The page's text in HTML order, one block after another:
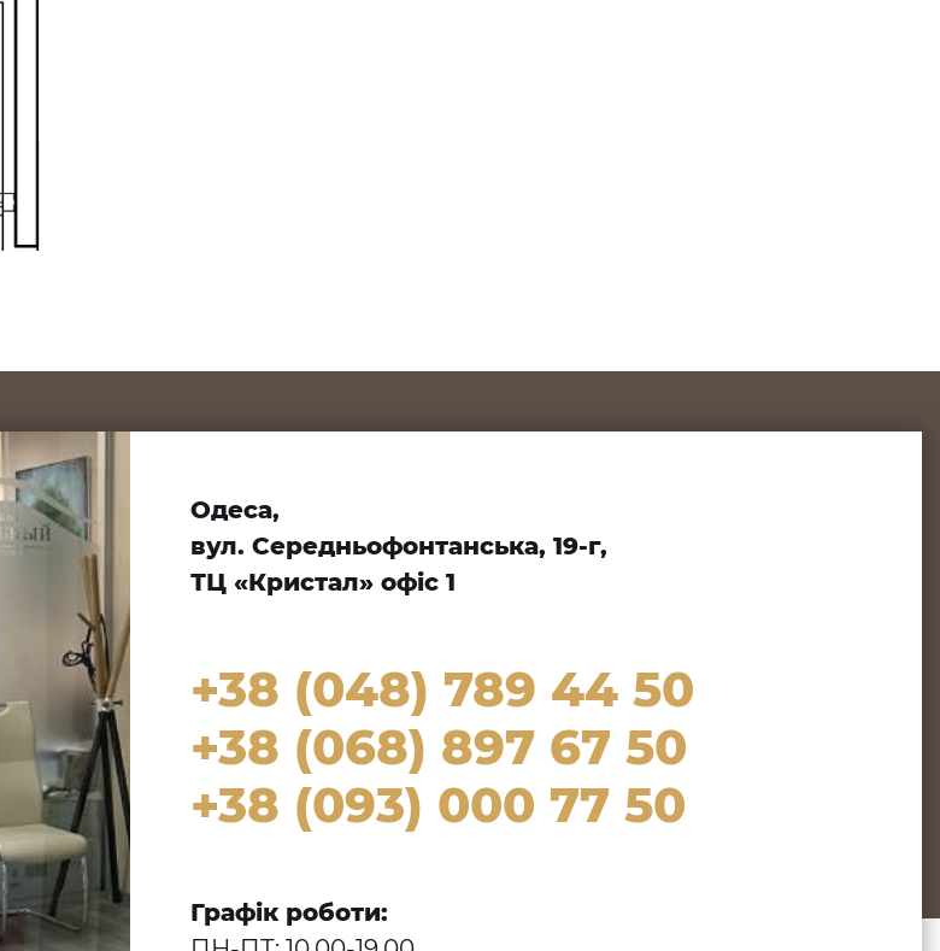
Одеса,
вул. Середньофонтанська, 19-г,
ТЦ «Кристал» офіс 1
+38 (048) 789 44 50
+38 (068) 897 67 50
+38 (093) 000 77 50
Графік роботи: